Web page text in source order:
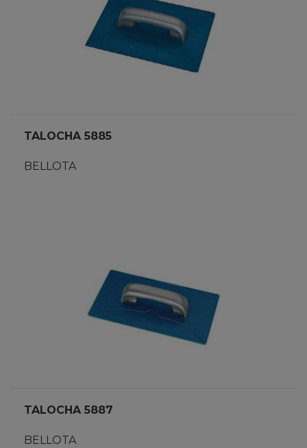
TALOCHA 5885
BELLOTA
TALOCHA 5887
BELLOTA